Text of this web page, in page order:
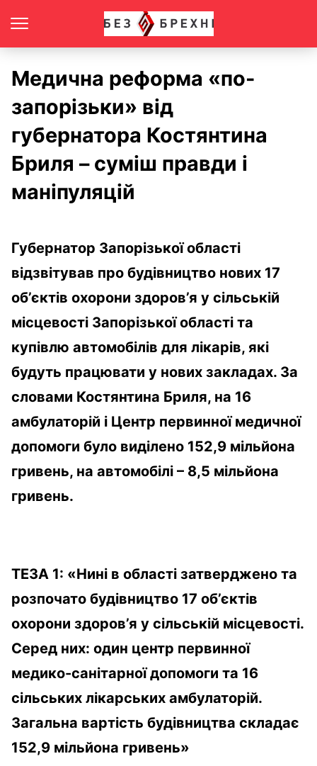
Медична реформа «по-
запорізьки» від
губернатора Костянтина
Бриля – суміш правди і
маніпуляцій
Губернатор Запорізької області
відзвітував про будівництво нових 17
об’єктів охорони здоров’я у сільській
місцевості Запорізької області та
купівлю автомобілів для лікарів, які
будуть працювати у нових закладах. За
словами Костянтина Бриля, на 16
амбулаторій і Центр первинної медичної
допомоги було виділено 152,9 мільйона
гривень, на автомобілі – 8,5 мільйона
гривень.
ТЕЗА 1: «Нині в області затверджено та
розпочато будівництво 17 об’єктів
охорони здоров’я у сільській місцевості.
Серед них: один центр первинної
медико-санітарної допомоги та 16
сільських лікарських амбулаторій.
Загальна вартість будівництва складає
152,9 мільйона гривень»